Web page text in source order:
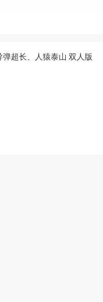
超长、人猿泰山 双人版